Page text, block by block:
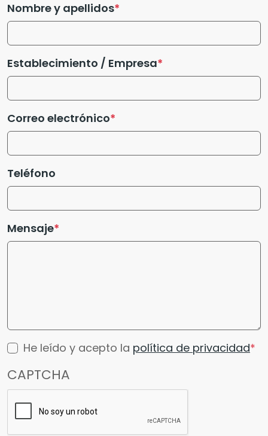
Nombre y apellidos
Establecimiento / Empresa
Correo electrónico
Teléfono
Mensaje
He leído y acepto la política de privacidad
CAPTCHA